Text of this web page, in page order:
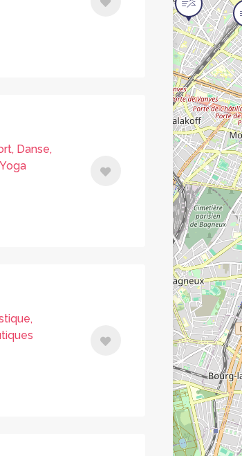
Danse,